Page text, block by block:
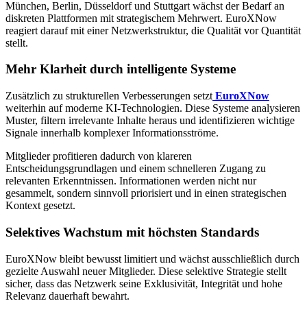
München, Berlin, Düsseldorf und Stuttgart wächst der Bedarf an
diskreten Plattformen mit strategischem Mehrwert. EuroXNow
reagiert darauf mit einer Netzwerkstruktur, die Qualität vor Quantität
stellt.
Mehr Klarheit durch intelligente Systeme
Zusätzlich zu strukturellen Verbesserungen setzt EuroXNow
weiterhin auf moderne KI-Technologien. Diese Systeme analysieren
Muster, filtern irrelevante Inhalte heraus und identifizieren wichtige
Signale innerhalb komplexer Informationsströme.
Mitglieder profitieren dadurch von klareren
Entscheidungsgrundlagen und einem schnelleren Zugang zu
relevanten Erkenntnissen. Informationen werden nicht nur
gesammelt, sondern sinnvoll priorisiert und in einen strategischen
Kontext gesetzt.
Selektives Wachstum mit höchsten Standards
EuroXNow bleibt bewusst limitiert und wächst ausschließlich durch
gezielte Auswahl neuer Mitglieder. Diese selektive Strategie stellt
sicher, dass das Netzwerk seine Exklusivität, Integrität und hohe
Relevanz dauerhaft bewahrt.